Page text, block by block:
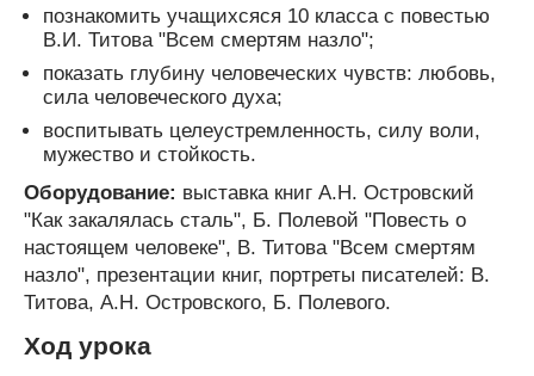
познакомить учащихсяся 10 класса с повестью
В.И. Титова "Всем смертям назло";
показать глубину человеческих чувств: любовь,
сила человеческого духа;
воспитывать целеустремленность, силу воли,
мужество и стойкость.
Оборудование: выставка книг А.Н. Островский
"Как закалялась сталь", Б. Полевой "Повесть о
настоящем человеке", В. Титова "Всем смертям
назло", презентации книг, портреты писателей: В.
Титова, А.Н. Островского, Б. Полевого.
Ход урока